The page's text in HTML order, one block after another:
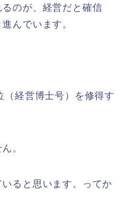
のが、経営だと確信
んでいます。
（経営博士号）を修得す
。
ると思います。ってか